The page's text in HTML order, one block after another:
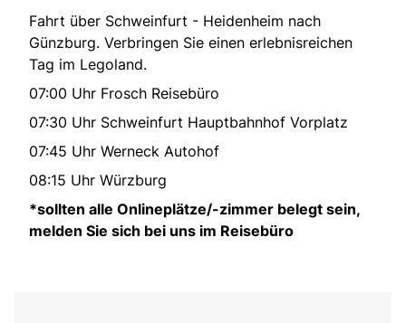
Fahrt über Schweinfurt - Heidenheim nach
Günzburg. Verbringen Sie einen erlebnisreichen
Tag im Legoland.
07:00 Uhr Frosch Reisebüro
07:30 Uhr Schweinfurt Hauptbahnhof Vorplatz
07:45 Uhr Werneck Autohof
08:15 Uhr Würzburg
*sollten alle Onlineplätze/-zimmer belegt sein,
melden Sie sich bei uns im Reisebüro